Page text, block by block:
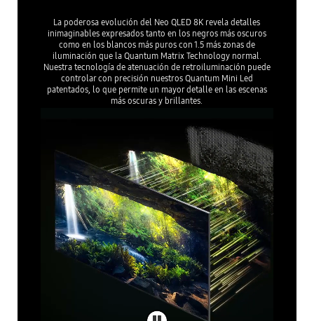
La poderosa evolución del Neo QLED 8K revela detalles
inimaginables expresados tanto en los negros más oscuros
como en los blancos más puros con 1.5 más zonas de
iluminación que la Quantum Matrix Technology normal.
Nuestra tecnología de atenuación de retroiluminación puede
controlar con precisión nuestros Quantum Mini Led
patentados, lo que permite un mayor detalle en las escenas
más oscuras y brillantes.